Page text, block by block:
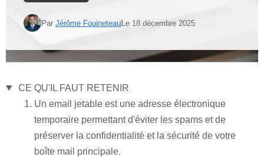
Par Jérôme FouineteauLe 18 décembre 2025
CE QU'IL FAUT RETENIR
Un email jetable est une adresse électronique
temporaire permettant d'éviter les spams et de
préserver la confidentialité et la sécurité de votre
boîte mail principale.